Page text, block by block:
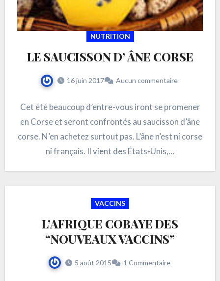
NUTRITION
LE SAUCISSON D’ ÂNE CORSE
16 juin 2017 Aucun commentaire
Cet été beaucoup d’entre-vous iront se promener
en Corse et seront confrontés au saucisson d’âne
corse. N’en achetez surtout pas. L’âne n’est ni corse
ni français. Il vient des États-Unis,…
VACCINS
L’AFRIQUE COBAYE DES
“NOUVEAUX VACCINS”
5 août 2015 1 Commentaire